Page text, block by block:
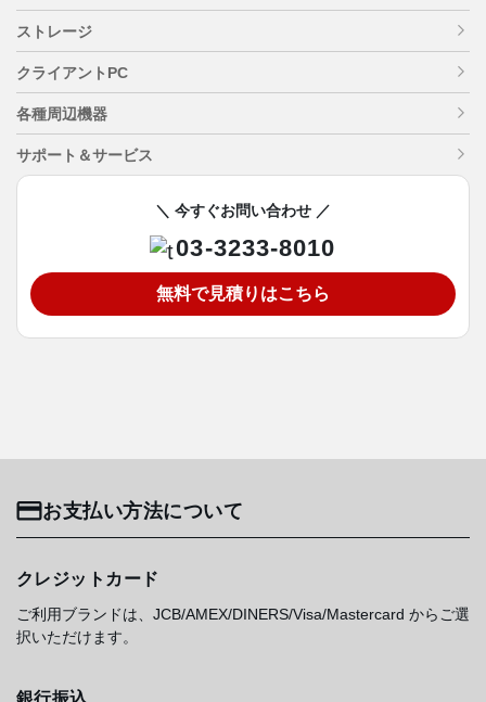
ストレージ
クライアントPC
各種周辺機器
サポート＆サービス
＼ 今すぐお問い合わせ ／
03-3233-8010
無料で見積りはこちら
お支払い方法について
クレジットカード
ご利用ブランドは、JCB/AMEX/DINERS/Visa/Mastercard からご選
択いただけます。